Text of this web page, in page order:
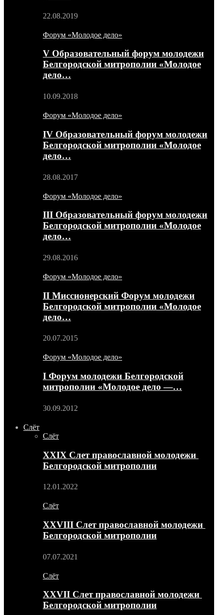
22.08.2019
Форум «Молодое дело»
V Образовательный форум молодежи
Белгородской митрополии «Молодое
дело…
10.09.2018
Форум «Молодое дело»
IV Образовательный форум молодежи
Белгородской митрополии «Молодое
дело…
28.08.2017
Форум «Молодое дело»
III Образовательный форум молодежи
Белгородской митрополии «Молодое
дело…
29.08.2016
Форум «Молодое дело»
II Миссионерский Форум молодежи
Белгородской митрополии «Молодое
дело…
20.07.2015
Форум «Молодое дело»
I Форум молодежи Белгородской
митрополии «Молодое дело —…
30.09.2012
Слёт
Слёт
XXIX Слет православной молодежи
Белгородской митрополии
12.01.2022
Слёт
XXVIII Слет православной молодежи
Белгородской митрополии
07.07.2021
Слёт
XXVII Слет православной молодежи
Белгородской митрополии